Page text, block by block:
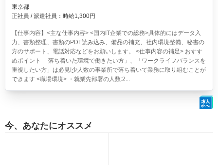
東京都
正社員 / 派遣社員：時給1,300円
【仕事内容】<主な仕事内容> <国内IT企業での総務>具体的にはデータ入
力、書類整理、書類のPDF読み込み、備品の補充、社内環境整備、秘書の
方のサポート、電話対応などをお願いします。 <仕事内容の補足> おすす
めポイント 「落ち着いた環境で働きたい方」、「ワークライフバランスを
重視したい方」は必見!少人数の事業所で落ち着いて業務に取り組むことが
できます <職場環境> ・就業先部署の人数:2...
今、あなたにオススメ